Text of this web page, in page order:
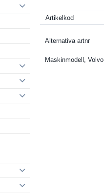
Artikelkod
Alternativa artnr
Maskinmodell, Volvo